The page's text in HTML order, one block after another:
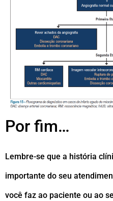
Por fim…
Lembre-se que a história
importante do seu
você faz ao paciente ou ao